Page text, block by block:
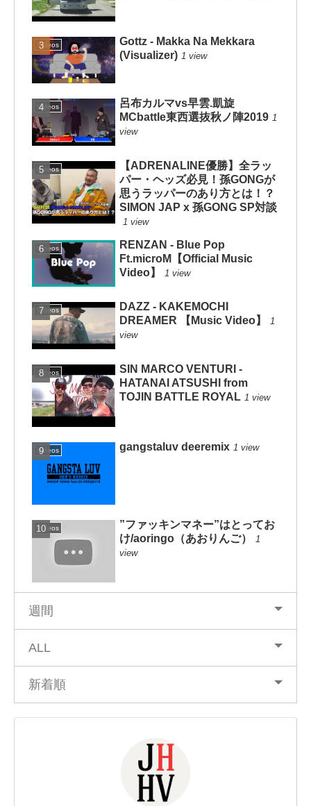
Videos
Gottz - Makka Na Mekkara
(Visualizer) 1 view
Videos
呂布カルマvs早雲.凱旋
MCbattle東西選抜秋ノ陣2019 1
view
Videos
【ADRENALINE優勝】全ラッ
パー・ヘッズ必見！孫GONGが
思うラッパーのあり方とは！？
SIMON JAP x 孫GONG SP対談
1 view
Videos
RENZAN - Blue Pop
Ft.microM【Official Music
Video】
1 view
Videos
DAZZ - KAKEMOCHI
DREAMER 【Music Video】
1
view
Videos
SIN MARCO VENTURI -
HATANAI ATSUSHI from
TOJIN BATTLE ROYAL 1 view
Videos gangstaluv deeremix 1 view
Videos
”ファッキンマネー”はとってお
け/aoringo（あおりんご）
1
view
週間
ALL
新着順